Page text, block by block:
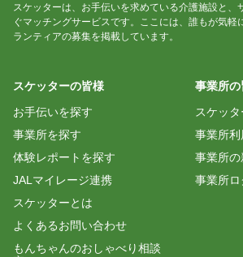
スケッターは、お手伝いを求めている介護施設と、
ぐマッチングサービスです。ここには、誰もが気軽
ランティアの募集を掲載しています。
スケッターの皆様
お手伝いを探す
事業所を探す
体験レポートを探す
JALマイレージ連携
スケッターとは
よくあるお問い合わせ
もんちゃんのおしゃべり相談
事業所の
スケッ
事業所利
事業所
事業所ロ